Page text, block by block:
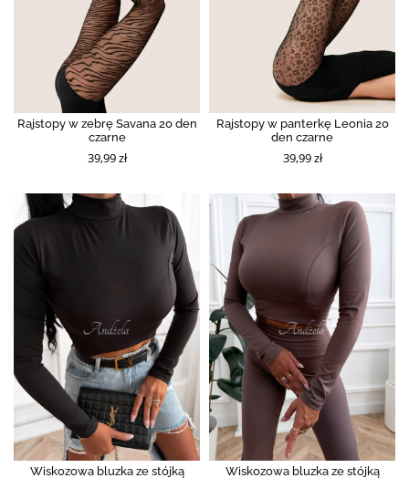
Rajstopy w zebrę Savana 20 den
czarne
39,99 zł
Rajstopy w panterkę Leonia 20
den czarne
39,99 zł
Wiskozowa bluzka ze stójką Wiskozowa bluzka ze stójką